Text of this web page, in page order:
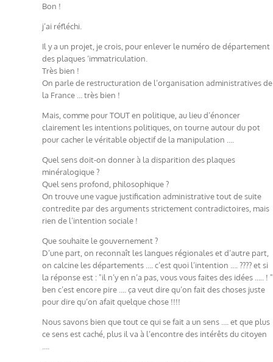
Bon !
j’ai réfléchi.
Il y a un projet, je crois, pour enlever le numéro de département
des plaques ‘immatriculation.
Très bien !
On parle de restructuration de l’organisation administratives de
la France … très bien !
Mais, comme pour TOUT en politique, au lieu d’énoncer
clairement les intentions politiques, on tourne autour du pot
pour cacher le véritable objectif de la manipulation ….
Quel sens doit-on donner à la disparition des plaques
minéralogique ?
Quel sens profond, philosophique ?
On trouve une vague justification administrative tout de suite
contredite par des arguments strictement contradictoires, mais
rien de l’intention sociale !
Que souhaite le gouvernement ?
D’une part, on reconnaît les langues régionales et d’autre part,
on calcine les départements …. c’est quoi l’intention …. ???? et si
la réponse est : "il n’y en n’a pas, vous vous faites des idées ….. ! "
ben c’est encore pire …. ça veut dire qu’on fait des choses juste
pour dire qu’on afait quelque chose !!!!
Nous savons bien que tout ce qui se fait a un sens …. et que plus
ce sens est caché, plus il va à l’encontre des intérêts du citoyen